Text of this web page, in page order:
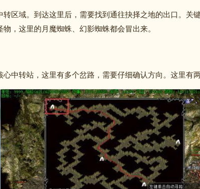
区域。到达这里后，需要找到通往抉择之地的出口。关
，这里的月魔蜘蛛、幻影蜘蛛都会冒出来。
中转站，这里有多个岔路，需要仔细确认方向。 这里有